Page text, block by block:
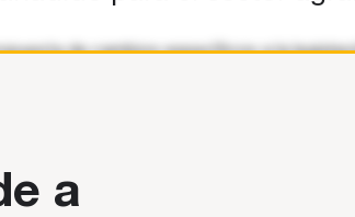
de cambios específicos a la
a